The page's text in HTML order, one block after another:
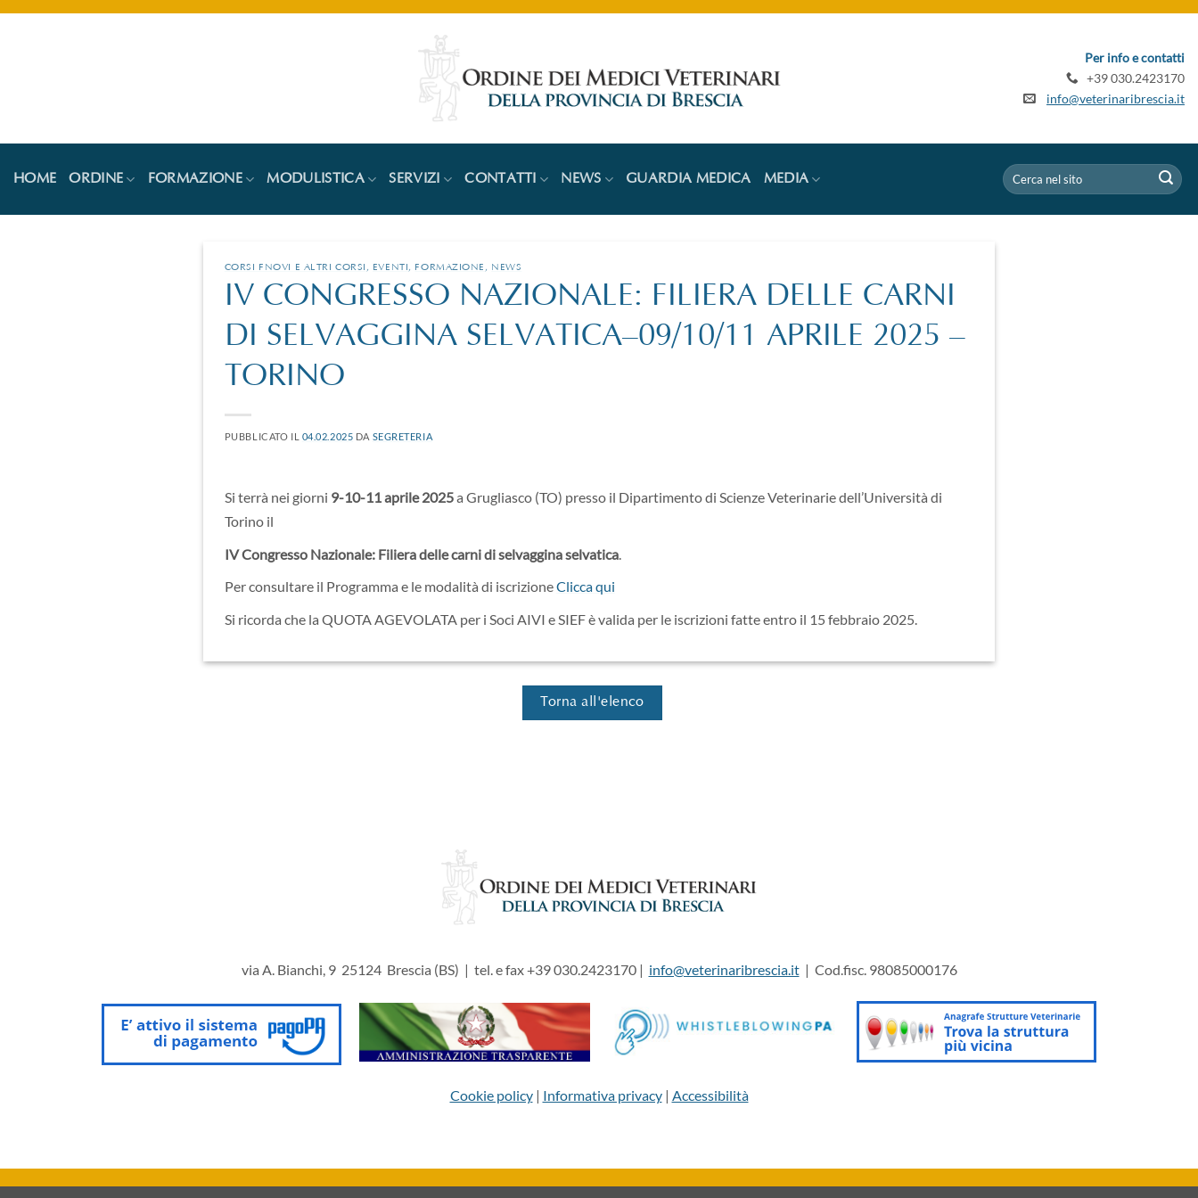
Salta
Per info e contatti
+39 030.2423170
info@veterinaribrescia.it
HOME ORDINE FORMAZIONE MODULISTICA SERVIZI CONTATTI NEWS GUARDIA MEDICA MEDIA
CORSI FNOVI E ALTRI CORSI , EVENTI , FORMAZIONE , NEWS
IV CONGRESSO NAZIONALE: FILIERA DELLE CARNI
DI SELVAGGINA SELVATICA–09/10/11 APRILE 2025 –
TORINO
PUBBLICATO IL 04.02.2025 DA SEGRETERIA
Si terrà nei giorni 9-10-11 aprile 2025a Grugliasco (TO) presso il Dipartimento di Scienze Veterinarie dell’Università di
Torino il
IV Congresso Nazionale: Filiera delle carni di selvaggina selvatica.
Per consultare il Programma e le modalità di iscrizioneClicca qui
Si ricorda che la QUOTA AGEVOLATA per i Soci AIVI e SIEF è valida per le iscrizioni fatte entro il 15 febbraio 2025.
Torna all'elenco
via A. Bianchi, 9 25124 Brescia (BS) | tel. e fax +39 030.2423170 | info@veterinaribrescia.it| Cod.fisc. 98085000176
Cookie policy| Informativa privacy| Accessibilità